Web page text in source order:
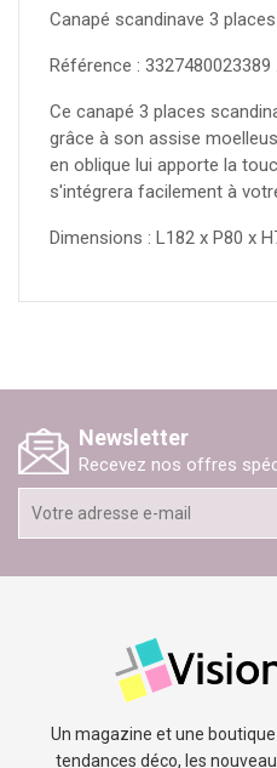
Canapé scandinave 3
Référence : 3327480023389 .
Ce canapé 3 places
grâce à son assise
en oblique lui apporte la
s'intégrera facilement à
Dimensions : L182 x P80 x
Newsletter
Recevez nos offres
Un magazine et une
tendances déco, les